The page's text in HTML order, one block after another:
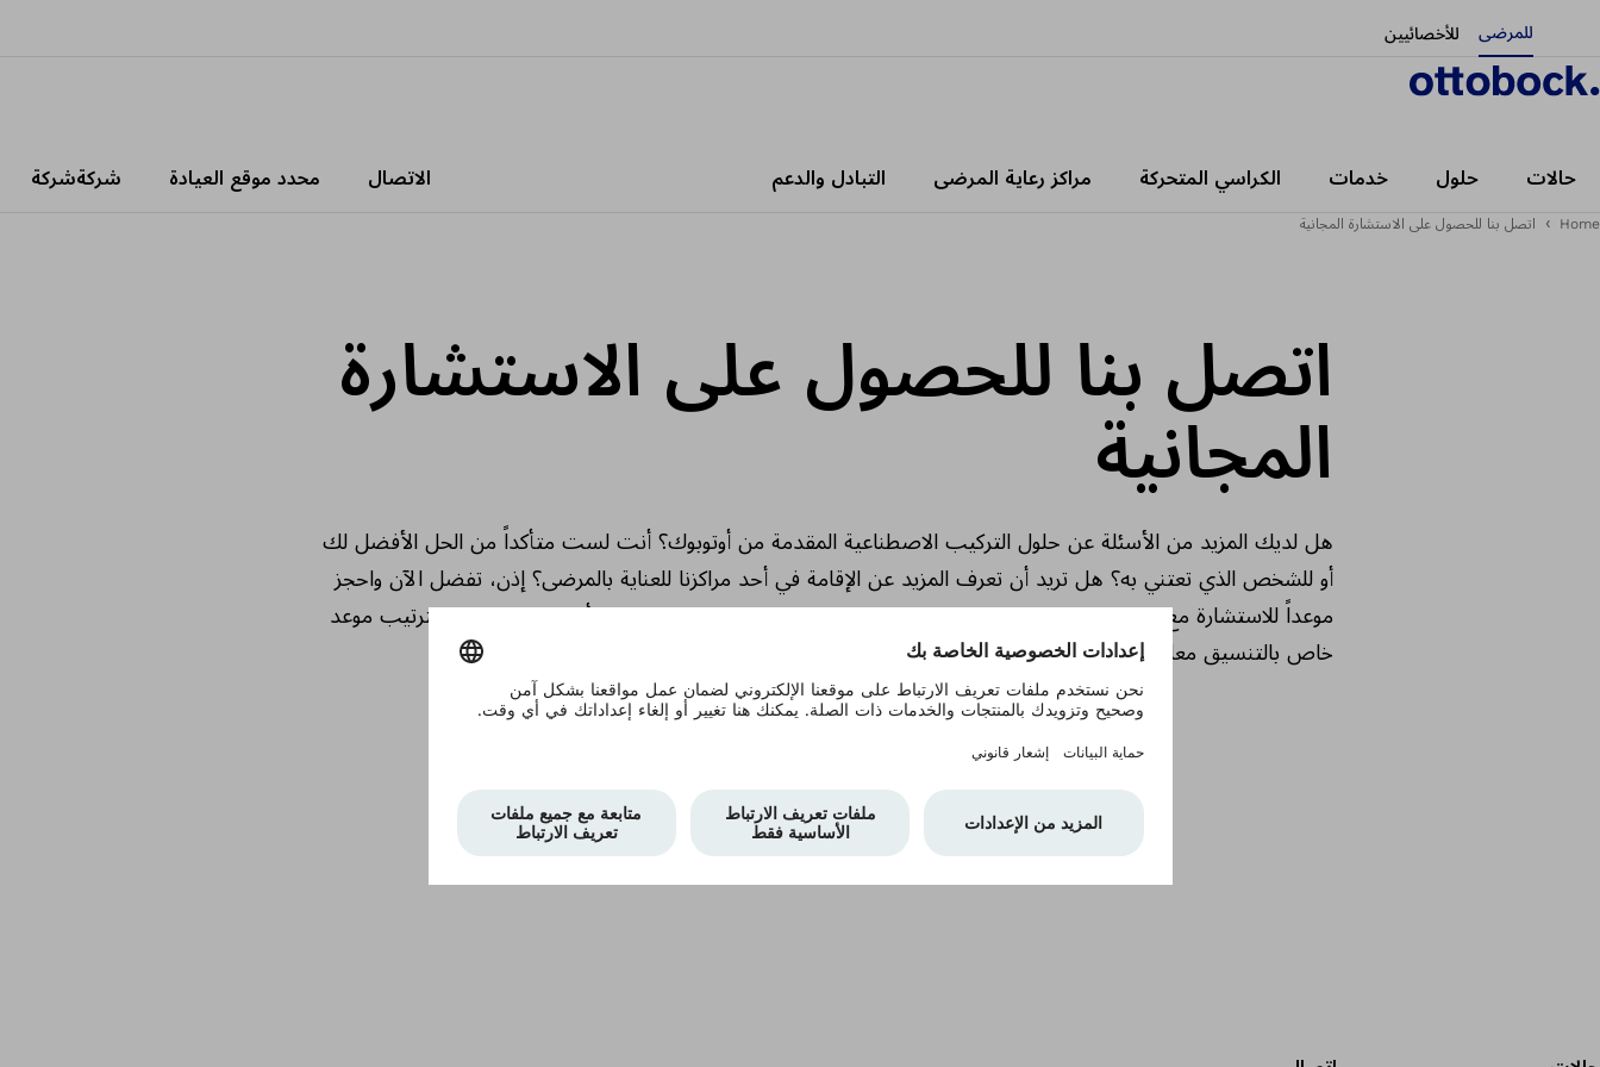
للمرضى للأخصائيين
حالات حلول خدمات الكراسي المتحركة مراكز رعاية المرضى التبادل والدعم الاتصال محدد موقع العيادة شركةشركة
Home اتصل بنا للحصول على الاستشارة المجانية
اتصل بنا للحصول على الاستشارة
المجانية
هل لديك المزيد من الأسئلة عن حلول التركيب الاصطناعية المقدمة من أوتوبوك؟ أنت لست متأكداً من الحل الأفضل لك
أو للشخص الذي تعتني به؟ هل تريد أن تعرف المزيد عن الإقامة في أحد مراكزنا للعناية بالمرضى؟ إذن، تفضل الآن واحجز
موعداً للاستشارة مع فريق العناية بالمرضى لدينا. سيقوم الخبير المناسب بالتواصل معك بأسرع وقت ممكن لترتيب موعد
خاص بالتنسيق معك.